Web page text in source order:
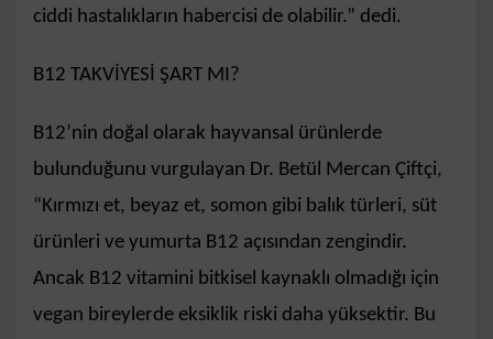
ciddi hastalıkların habercisi de olabilir.” dedi.
B12 TAKVİYESİ ŞART MI?
B12’nin doğal olarak hayvansal ürünlerde
bulunduğunu vurgulayan Dr. Betül Mercan Çiftçi,
“Kırmızı et, beyaz et, somon gibi balık türleri, süt
ürünleri ve yumurta B12 açısından zengindir.
Ancak B12 vitamini bitkisel kaynaklı olmadığı için
vegan bireylerde eksiklik riski daha yüksektir. Bu